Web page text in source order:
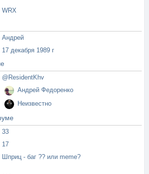
WRX
Андрей
17 декабря 1989 г
@ResidentKhv
Андрей Федоренко
Неизвестно
33
17
Шприц - баг ?? или meme?